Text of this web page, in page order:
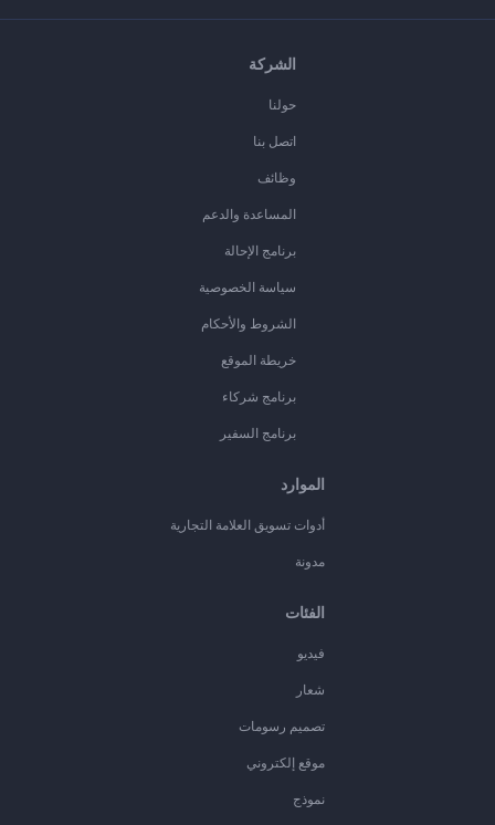
الشركة
حولنا
اتصل بنا
وظائف
المساعدة والدعم
برنامج الإحالة
سياسة الخصوصية
الشروط والأحكام
خريطة الموقع
برنامج شركاء
برنامج السفير
الموارد
أدوات تسويق العلامة التجارية
مدونة
الفئات
فيديو
شعار
تصميم رسومات
موقع إلكتروني
نموذج